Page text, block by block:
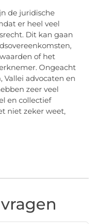
de juridische
er heel veel
Dit kan gaan
of het
Ongeacht
Vallei advocaten en
zeer veel
en collectief
niet zeker weet,